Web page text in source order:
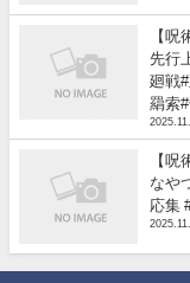
【
先行
廻戦
羂索
【
なや
応集